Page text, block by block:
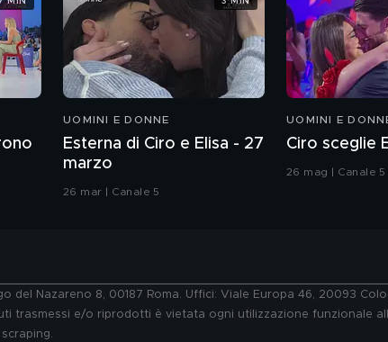
UOMINI E DONNE
Esterna di Ciro e Elisa - 27
marzo
26 mar | Canale 5
UOMINI E
Ciro sceglie
26 mag | Canale 5
del Nazareno 8, 00187 Roma. Uffici: Viale Europa 46, 20093
trasmessi e/o riprodotti è vietata ogni utilizzazione funzionale